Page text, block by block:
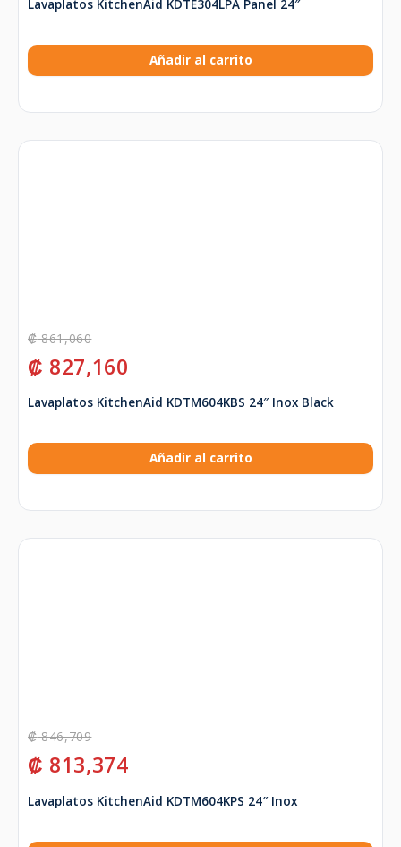
Lavaplatos KitchenAid KDTE304LPA Panel 24″
Añadir al carrito
₡861,060
₡ 827,160
Lavaplatos KitchenAid KDTM604KBS 24″ Inox Black
Añadir al carrito
₡846,709
₡ 813,374
Lavaplatos KitchenAid KDTM604KPS 24″ Inox